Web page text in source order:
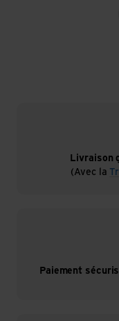
Livraison
(Avec la
Paiement